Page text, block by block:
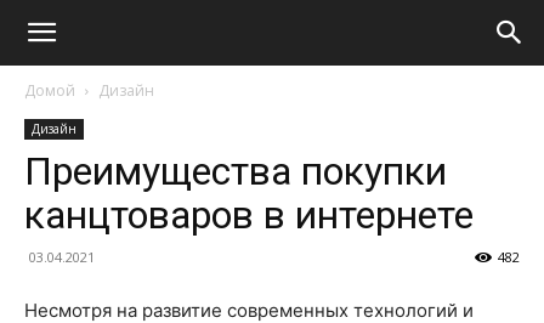
Домой Дизайн
Дизайн
Преимущества покупки
канцтоваров в интернете
03.04.2021 482
Несмотря на развитие современных технологий и